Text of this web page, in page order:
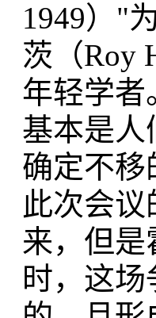
1949）"
茨（Roy
年轻学者
基本是人
确定不移
此次会
来，但
时，这